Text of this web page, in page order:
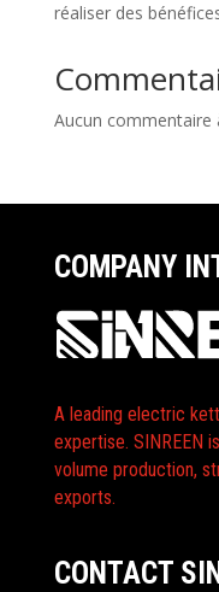
réaliser des
Aucun commentaire
COMPANY
A leading electric
expertise. SINREEN
volume production,
exports.
CONTACT